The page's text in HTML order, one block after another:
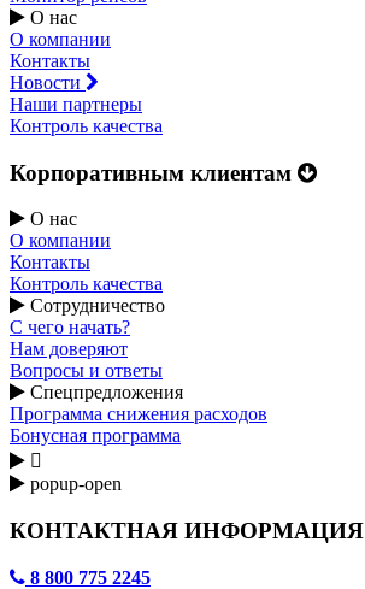
О нас
О компании
Контакты
Новости
Наши партнеры
Контроль качества
Корпоративным клиентам
О нас
О компании
Контакты
Контроль качества
Сотрудничество
С чего начать?
Нам доверяют
Вопросы и ответы
Спецпредложения
Программа снижения расходов
Бонусная программа

popup-open
КОНТАКТНАЯ ИНФОРМАЦИЯ
8 800 775 2245